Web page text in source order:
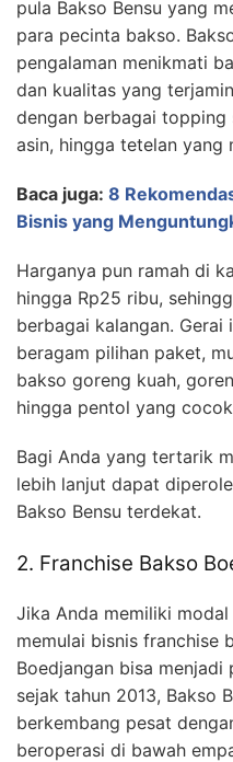
pula Bakso Bensu yang
para pecinta bakso.
pengalaman menikmati
dan kualitas yang
dengan berbagai
asin, hingga tetelan yang
Baca juga: 8
Bisnis yang
Harganya pun ramah di
hingga Rp25 ribu,
berbagai kalangan. Gerai
beragam pilihan paket,
bakso goreng kuah,
hingga pentol yang
Bagi Anda yang tertarik
lebih lanjut dapat
Bakso Bensu terdekat.
2. Franchise Bakso
Jika Anda memiliki
memulai bisnis franchise
Boedjangan bisa
sejak tahun 2013, Bakso
berkembang pesat
beroperasi di bawah